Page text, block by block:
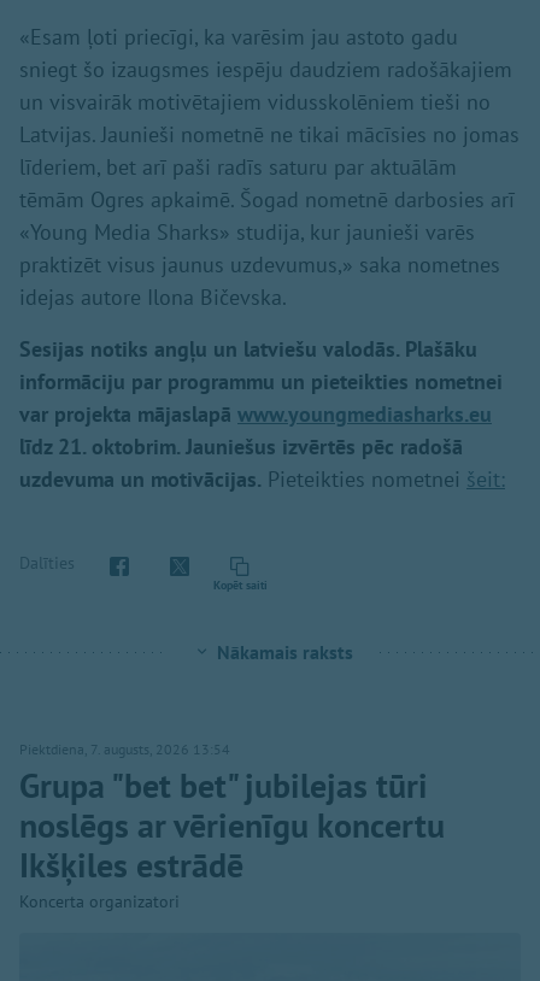
«Esam ļoti priecīgi, ka varēsim jau astoto gadu
sniegt šo izaugsmes iespēju daudziem radošākajiem
un visvairāk motivētajiem vidusskolēniem tieši no
Latvijas. Jaunieši nometnē ne tikai mācīsies no jomas
līderiem, bet arī paši radīs saturu par aktuālām
tēmām Ogres apkaimē. Šogad nometnē darbosies arī
«Young Media Sharks» studija, kur jaunieši varēs
praktizēt visus jaunus uzdevumus,» saka nometnes
idejas autore Ilona Bičevska.
Sesijas notiks angļu un latviešu valodās. Plašāku
informāciju par programmu un pieteikties nometnei
var projekta mājaslapā www.youngmediasharks.eu
līdz 21. oktobrim. Jauniešus izvērtēs pēc radošā
uzdevuma un motivācijas. Pieteikties nometnei šeit:
Dalīties
Kopēt saiti
Nākamais raksts
Piektdiena, 7. augusts, 2026 13:54
Grupa "bet bet" jubilejas tūri
noslēgs ar vērienīgu koncertu
Ikšķiles estrādē
Koncerta organizatori